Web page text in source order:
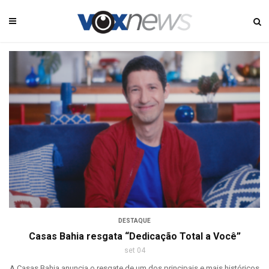
DESTAQUE
Casas Bahia resgata “Dedicação Total a Você”
set 04